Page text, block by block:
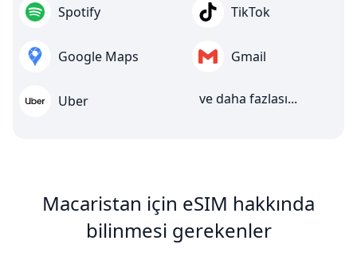
Spotify TikTok
Google Maps Gmail
Uber ve daha fazlası...
Macaristan için eSIM hakkında
bilinmesi gerekenler